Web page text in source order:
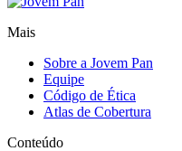
Mais
Sobre a Jovem Pan
Equipe
Código de Ética
Atlas de Cobertura
Conteúdo